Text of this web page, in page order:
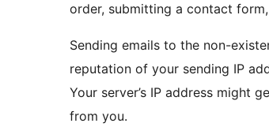
order, submitting a contact
Sending emails to the non-
reputation of your sending IP
Your server’s IP address might
from you.